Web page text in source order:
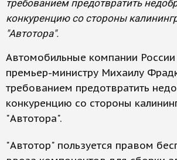
требованием предотвратить
конкуренцию со стороны
"Автотора".
Автомобильные компании России
премьер-министру Михаилу
требованием предотвратить
конкуренцию со стороны
"Автотора".
"Автотор" пользуется правом